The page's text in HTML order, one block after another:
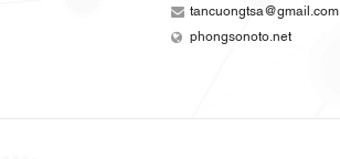
tancuongtsa@gmail.com
phongsonoto.net